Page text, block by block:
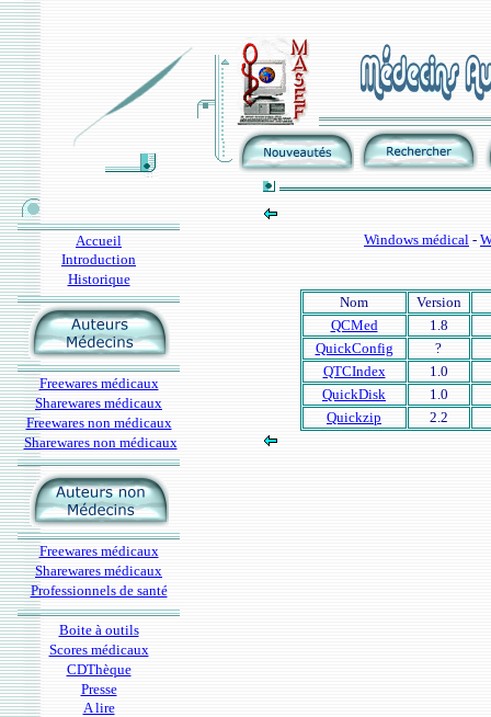
Accueil
Introduction
Historique
Freewares médicaux
Sharewares médicaux
Freewares non médicaux
Sharewares non médicaux
Freewares médicaux
Sharewares médicaux
Professionnels de santé
Boite à outils
Scores médicaux
CDThèque
Presse
A lire
Windows médical -
Nom
Version
QCMed
1.8
QuickConfig
?
QTCIndex
1.0
QuickDisk
1.0
Quickzip
2.2